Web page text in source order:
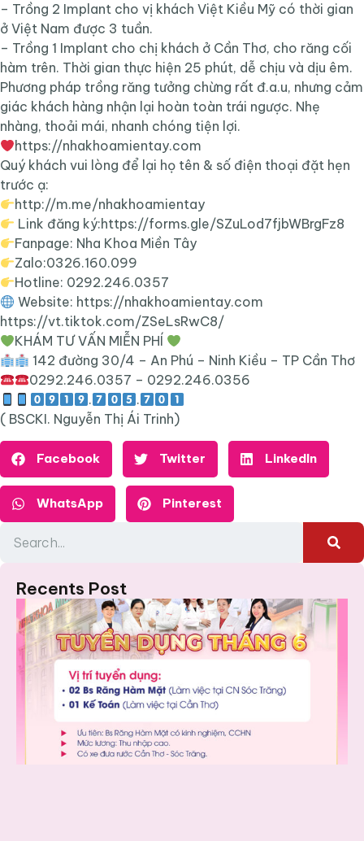
– Trồng 2 Implant cho vị khách Việt Kiều Mỹ có thời gian
ở Việt Nam được 3 tuần.
– Trồng 1 Implant cho chị khách ở Cần Thơ, cho răng cối
hàm trên. Thời gian thực hiện 25 phút, dễ chịu và dịu êm.
Phương pháp trồng răng tưởng chừng rất đ.a.u, nhưng cảm
giác khách hàng nhận lại hoàn toàn trái ngược. Nhẹ
nhàng, thoải mái, nhanh chóng tiện lợi.
https://nhakhoamientay.com
Quý khách vui lòng để lại họ tên & số điện thoại đặt hẹn
trước ạ:
http://m.me/nhakhoamientay
Link đăng ký:https://forms.gle/SZuLod7fjbWBrgFz8
Fanpage: Nha Khoa Miền Tây
Zalo:0326.160.099
Hotline: 0292.246.0357
Website: https://nhakhoamientay.com
https://vt.tiktok.com/ZSeLsRwC8/
KHÁM TƯ VẤN MIỄN PHÍ
142 đường 30/4 – An Phú – Ninh Kiều – TP Cần Thơ
0292.246.0357 – 0292.246.0356
.
.
( BSCKI. Nguyễn Thị Ái Trinh)
Facebook Twitter LinkedIn
WhatsApp Pinterest
Recents Post